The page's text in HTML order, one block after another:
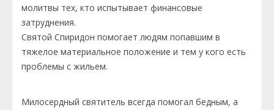
молитвы тех, кто испытывает финансовые
затруднения.
Святой Спиридон помогает людям попавшим в
тяжелое материальное положение и тем у кого есть
проблемы с жильем.
Милосердный святитель всегда помогал бедным, а